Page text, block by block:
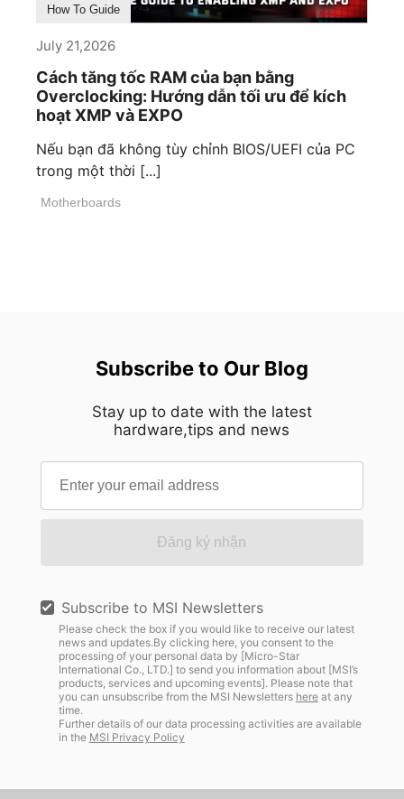
How To Guide
July 21,2026
Cách tăng tốc RAM của bạn bằng
Overclocking: Hướng dẫn tối ưu để kích
hoạt XMP và EXPO
Nếu bạn đã không tùy chỉnh BIOS/UEFI của PC
trong một thời [...]
Motherboards
Subscribe to Our Blog
Stay up to date with the latest
hardware,tips and news
Đăng ký nhận
Subscribe to MSI Newsletters
Please check the box if you would like to receive our latest
news and updates.By clicking here, you consent to the
processing of your personal data by [Micro-Star
International Co., LTD.] to send you information about [MSI’s
products, services and upcoming events]. Please note that
you can unsubscribe from the MSI Newsletters hereat any
time.
Further details of our data processing activities are available
in the MSI Privacy Policy